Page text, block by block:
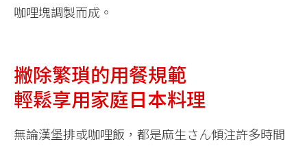
咖哩塊調製而成。
撇除繁瑣的用餐規範
輕鬆享用家庭日本料理
無論漢堡排或咖哩飯，都是麻生さん傾注許多時間